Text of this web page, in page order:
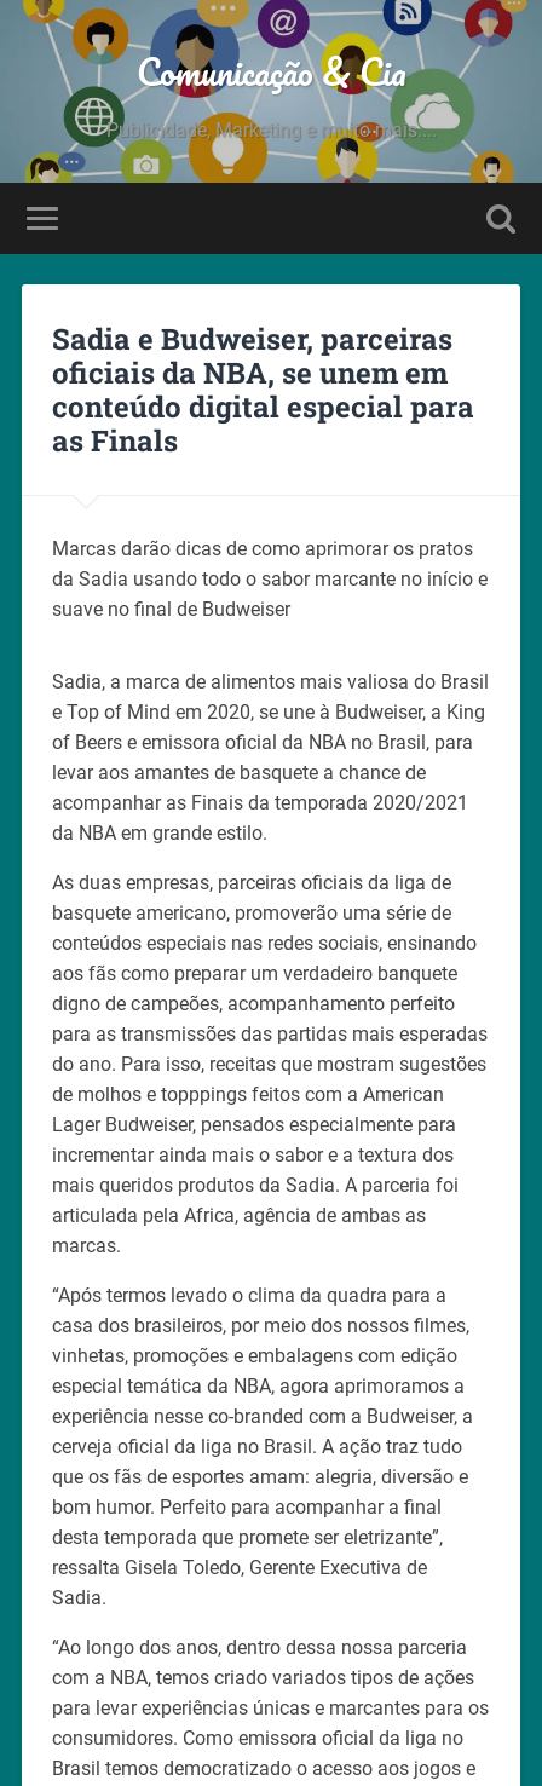
Comunicação & Cia
Publicidade, Marketing e muito mais....
Sadia e Budweiser, parceiras
oficiais da NBA, se unem em
conteúdo digital especial para
as Finals
Marcas darão dicas de como aprimorar os pratos
da Sadia usando todo o sabor marcante no início e
suave no final de Budweiser
Sadia, a marca de alimentos mais valiosa do Brasil
e Top of Mind em 2020, se une à Budweiser, a King
of Beers e emissora oficial da NBA no Brasil, para
levar aos amantes de basquete a chance de
acompanhar as Finais da temporada 2020/2021
da NBA em grande estilo.
As duas empresas, parceiras oficiais da liga de
basquete americano, promoverão uma série de
conteúdos especiais nas redes sociais, ensinando
aos fãs como preparar um verdadeiro banquete
digno de campeões, acompanhamento perfeito
para as transmissões das partidas mais esperadas
do ano. Para isso, receitas que mostram sugestões
de molhos e topppings feitos com a American
Lager Budweiser, pensados especialmente para
incrementar ainda mais o sabor e a textura dos
mais queridos produtos da Sadia. A parceria foi
articulada pela Africa, agência de ambas as
marcas.
“Após termos levado o clima da quadra para a
casa dos brasileiros, por meio dos nossos filmes,
vinhetas, promoções e embalagens com edição
especial temática da NBA, agora aprimoramos a
experiência nesse co-branded com a Budweiser, a
cerveja oficial da liga no Brasil. A ação traz tudo
que os fãs de esportes amam: alegria, diversão e
bom humor. Perfeito para acompanhar a final
desta temporada que promete ser eletrizante”,
ressalta Gisela Toledo, Gerente Executiva de
Sadia.
“Ao longo dos anos, dentro dessa nossa parceria
com a NBA, temos criado variados tipos de ações
para levar experiências únicas e marcantes para os
consumidores. Como emissora oficial da liga no
Brasil temos democratizado o acesso aos jogos e